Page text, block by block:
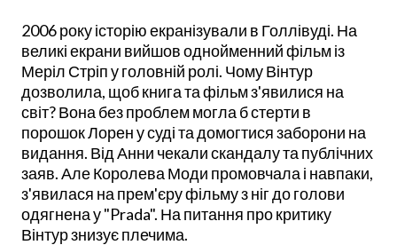
2006 року історію екранізували в Голлівуді. На
великі екрани вийшов однойменний фільм із
Меріл Стріп у головній ролі. Чому Вінтур
дозволила, щоб книга та фільм з'явилися на
світ? Вона без проблем могла б стерти в
порошок Лорен у суді та домогтися заборони на
видання. Від Анни чекали скандалу та публічних
заяв. Але Королева Моди промовчала і навпаки,
з'явилася на прем'єру фільму з ніг до голови
одягнена у "Prada". На питання про критику
Вінтур знизує плечима.